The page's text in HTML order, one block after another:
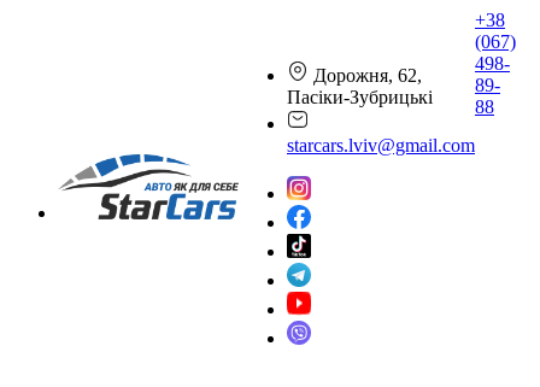
Дорожня, 62,
Пасіки-Зубрицькі
starcars.lviv@gmail.com
+38
(067)
498-
89-
88